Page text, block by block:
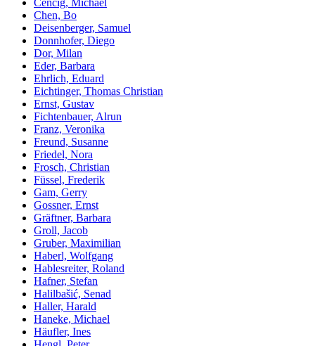
Chen, Bo
Deisenberger, Samuel
Donnhofer, Diego
Dor, Milan
Eder, Barbara
Ehrlich, Eduard
Eichtinger, Thomas Christian
Ernst, Gustav
Fichtenbauer, Alrun
Franz, Veronika
Freund, Susanne
Friedel, Nora
Frosch, Christian
Füssel, Frederik
Gam, Gerry
Gossner, Ernst
Gräftner, Barbara
Groll, Jacob
Gruber, Maximilian
Haberl, Wolfgang
Hablesreiter, Roland
Hafner, Stefan
Halilbašić, Senad
Haller, Harald
Haneke, Michael
Häufler, Ines